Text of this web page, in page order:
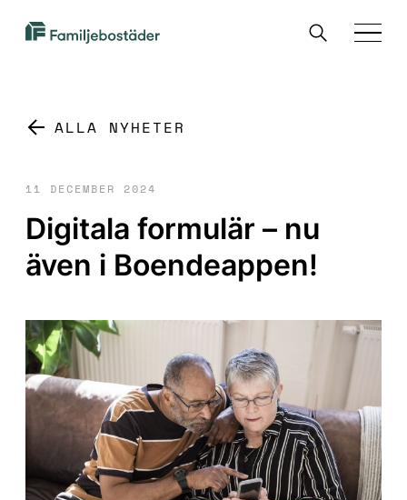
Familjebostäder
Sök
ALLA NYHETER
11 DECEMBER 2024
Digitala formulär – nu
även i Boendeappen!